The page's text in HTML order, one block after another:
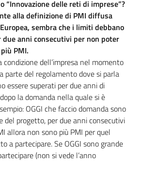
“Innovazione delle reti di imprese”?
alla definizione di PMI diffusa
sembra che i limiti debbano
anni consecutivi per non poter
PMI.
condizione dell’impresa nel momento
parte del regolamento dove si parla
essere superati per due anni di
la domanda nella quale si è
OGGI che faccio domanda sono
del progetto, per due anni consecutivi
allora non sono più PMI per quel
a partecipare. Se OGGI sono grande
(non si vede l’anno